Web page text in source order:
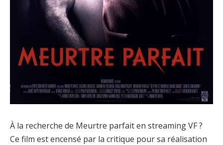
À la recherche de Meurtre parfait en streaming VF ?
Ce film est encensé par la critique pour sa réalisation